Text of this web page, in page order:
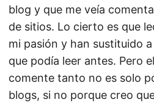
blog y que me veía
de sitios. Lo cierto es que
mi pasión y han sustituido
que podía leer antes. Pero
comente tanto no es solo
blogs, si no porque creo